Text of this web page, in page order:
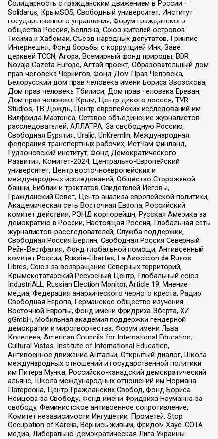
Солидарность с гражданским движением в России –
Solidarus, КрымSOS, Свободный университет, Институт
государственного управления, Форум гражданского
общества Россия, Беллона, Союз жителей островов
Тисима и Хабомаи, Съезд народных депутатов, Гринпис
Интернешнл, Фонд борьбы с коррупцией Инк, Завет
церквей TCCN, Агора, Всемирный фонд природы, BDR
Novaja Gazeta-Europe, Алтай проект, Образовательный дом
прав человека Чернигов, Фонд Дом Прав Человека,
Белорусский дом прав человека имени Бориса Звозскова,
Дом прав человека Тбилиси, Дом прав человека Ереван,
Дом прав человека Крым, Центр дикого лосося, TVR
Studios, ТВ Дождь, Центр европейских исследований им
Вилфрида Мартенса, Сетевое объединение журналистов
расследователей, АЛЛАТРА, За свободную Россию,
Свободная Бурятия, Uralic, UnKremlin, Международная
федерация транспортных рабочих, ИстЧам Финланд,
Гудзоновский институт, Фонд Демократического
Развития, Комитет-2024, Центрально-Европейский
университет, Центр восточноевропейских и
международных исследований, Общество Сторожевой
башни, Библии и трактатов Свидетелей Иеговы,
Гражданский Совет, Центр анализа европейской политики,
Академическая сеть Восточная Европа, Российский
комитет действия, РЭНД корпорейшн, Русская Америка за
демократию в России, Настоящая Россия, Глобальная сеть
журналистов-расследователей, Служба поддержки,
Свободная Россия Берлин, Свободная Россия Северный
Рейн-Вестфалия, Фонд глобальной помощи, Антивоенный
комитет России, Russie-Libertes, La Asocicion de Rusos
Libres, Союз за возвращение Северных территорий,
Крымскотатарский Ресурсный Центр, Глобальный союз
IndustriALL, Russian Election Monitor, Article 19, Мнение
медиа, Федерация анархического черного креста, Радио
Свободная Европа, Германское общество изучения
Восточной Европы, Фонд имени Фридриха Эберта, XZ
gGmbH, Мобильная академия поддержки гендерной
демократии и миротворчества, Форум имени Льва
Копелева, American Councils for International Education,
Cultural Vistas, Institute of International Education,
Антивоенное движение Антальи, Открытый диалог, Школа
международных отношений и государственной политики
им Питера Мунка, Российско-канадский демократический
альянс, Школа международных отношений им Нормана
Патерсона, Центр Гражданских Свобод, Фонд Бориса
Немцова за Свободу, Фонд имени Фридриха Науманна за
свободу, Феминистское антивоенное сопротивление,
Комитет независимости Ингушетии, Прометей, Stop
Occupation of Karelia, Вернись живым, Фридом Хаус, СОТА
медиа, Либерально-демократическая Лига Украины